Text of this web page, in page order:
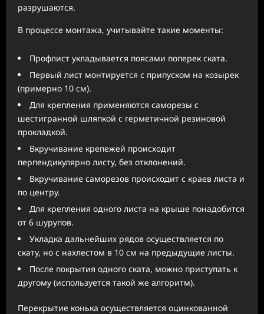
разрушаются.
В процессе монтажа, учитывайте такие моменты:
Профлист укладывается поясами поперек ската.
Первый лист монтируется с припуском на козырек
(примерно 10 см).
Для крепления применяются саморезы с
шестигранной шляпкой с герметичной резиновой
прокладкой.
Вкручивание крепежей происходит
перпендикулярно листу, без отклонений.
Вкручивание саморезов происходит с краев листа и
по центру.
Для крепления одного листа на крыше понадобится
от 6 шурупов.
Укладка дальнейших рядов осуществляется по
скату, но с нахлестом в 10 см на предыдущие листы.
После покрытия одного ската, можно приступать к
другому (используется такой же алгоритм).
Перекрытие конька осуществляется оцинкованной